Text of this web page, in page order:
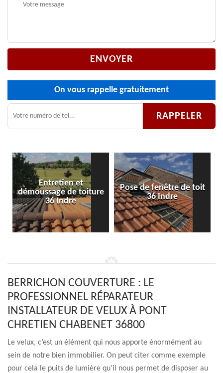
On vous rappelle gratuitement
Entretien et
démoussage de toiture
36 Indre
Pose de fenêtre de toit
36 Indre
BERRICHON COUVERTURE : LE
PROFESSIONNEL RÉPARATEUR
INSTALLATEUR DE VELUX À PONT
CHRETIEN CHABENET 36800
Le velux, c’est un élément qui nous apporte énormément au
sein de notre bien immobilier. On peut citer comme exemple
pour cela le puits de lumière qu’il nous permet de disposer au